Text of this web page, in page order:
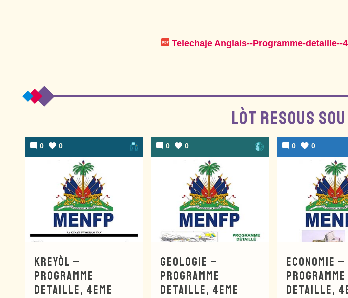
Telechaje Anglais--Programme-detaille--
LÒT RESOUS
0 0
KREYÒL –
PROGRAMME
DETAILLE, 4EME
0 0
GEOLOGIE –
PROGRAMME
DETAILLE, 4EME
0 0
ECONOMIE –
PROGRAMME
DETAILLE,